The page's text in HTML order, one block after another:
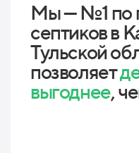
Мы — №1 по
септиков в
Тульской
позволяет
выгоднее,